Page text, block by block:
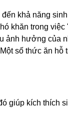
khả năng
khăn trong
ảnh hưởng của
số thức ăn
giúp kích thích